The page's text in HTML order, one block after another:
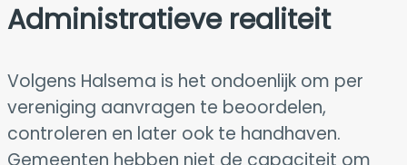
Administratieve realiteit
Volgens Halsema is het ondoenlijk om per
vereniging aanvragen te beoordelen,
controleren en later ook te handhaven.